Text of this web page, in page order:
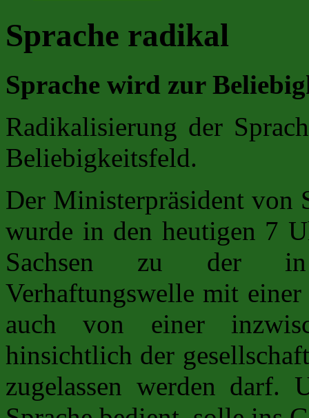
Sprache radikal
Sprache wird zur
Radikalisierung der
Beliebigkeitsfeld.
Der Ministerpräsident von
wurde in den heutigen 7
Sachsen zu der in
Verhaftungswelle mit
auch von einer
hinsichtlich der
zugelassen werden darf.